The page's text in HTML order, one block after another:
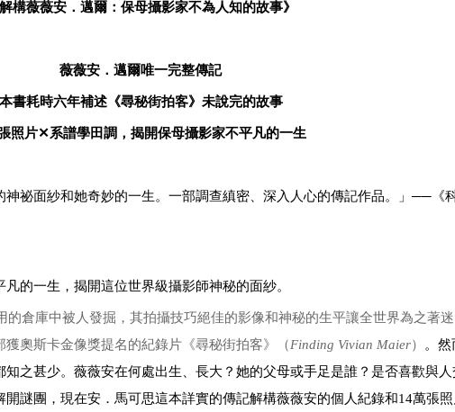
解構薇薇安．邁爾：保母攝影家不為人知的故事》
薇薇安．邁爾唯一完整傳記
本書耗時六年補述《尋秘街拍客》未說完的故事
照片✕系譜學田調，揭開保母攝影家不平凡的一生
神祕面紗和她奇妙的一生。一部調查縝密、深入人心的傳記作品。」──《
一生，揭開這位世界級攝影師神秘的面紗。
的倉庫中被人發掘，其拍攝技巧絕佳的影像和神秘的生平讓全世界為之著
奧斯卡金像獎提名的紀錄片《尋秘街拍客》（Finding Vivian Maier）
。
之甚少。薇薇安在何處出生、長大？她的父母或手足是誰？是否喜歡與
謎團，現在安．馬可思這本詳實的傳記解構薇薇安的個人紀錄和14萬張